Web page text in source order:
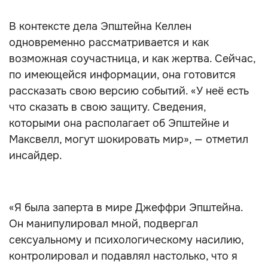
В контексте дела Эпштейна Келлен
одновременно рассматривается и как
возможная соучастница, и как жертва. Сейчас,
по имеющейся информации, она готовится
рассказать свою версию событий. «У неё есть
что сказать в свою защиту. Сведения,
которыми она располагает об Эпштейне и
Максвелл, могут шокировать мир», — отметил
инсайдер.
«Я была заперта в мире Джеффри Эпштейна.
Он манипулировал мной, подвергал
сексуальному и психологическому насилию,
контролировал и подавлял настолько, что я